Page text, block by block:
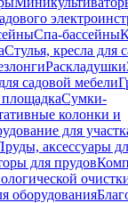
Спа-бассейны
Стулья, кресла для
Раскладушки
садовой мебели
площадкаСумки-
колонки и
для
аксессуары
для прудов
оборудования